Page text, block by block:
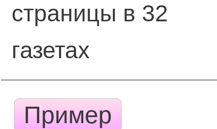
страницы в 32
газетах
Пример